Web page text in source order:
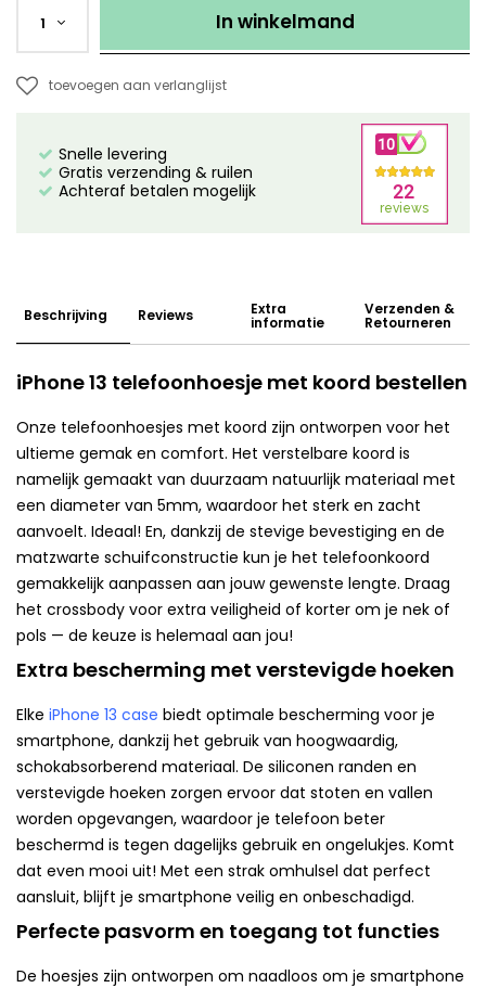
1 In winkelmand
toevoegen aan verlanglijst
Snelle levering
Gratis verzending & ruilen
Achteraf betalen mogelijk
Beschrijving Reviews Extra
informatie
Verzenden &
Retourneren
iPhone 13 telefoonhoesje met koord bestellen
Onze telefoonhoesjes met koord zijn ontworpen voor het
ultieme gemak en comfort. Het verstelbare koord is
namelijk gemaakt van duurzaam natuurlijk materiaal met
een diameter van 5mm, waardoor het sterk en zacht
aanvoelt. Ideaal! En, dankzij de stevige bevestiging en de
matzwarte schuifconstructie kun je het telefoonkoord
gemakkelijk aanpassen aan jouw gewenste lengte. Draag
het crossbody voor extra veiligheid of korter om je nek of
pols — de keuze is helemaal aan jou!
Extra bescherming met verstevigde hoeken
Elke iPhone 13 case biedt optimale bescherming voor je
smartphone, dankzij het gebruik van hoogwaardig,
schokabsorberend materiaal. De siliconen randen en
verstevigde hoeken zorgen ervoor dat stoten en vallen
worden opgevangen, waardoor je telefoon beter
beschermd is tegen dagelijks gebruik en ongelukjes. Komt
dat even mooi uit! Met een strak omhulsel dat perfect
aansluit, blijft je smartphone veilig en onbeschadigd.
Perfecte pasvorm en toegang tot functies
De hoesjes zijn ontworpen om naadloos om je smartphone